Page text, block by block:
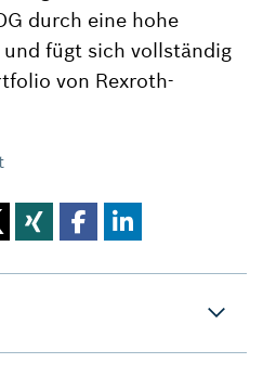
durch eine hohe
fügt sich vollständig
von Rexroth-